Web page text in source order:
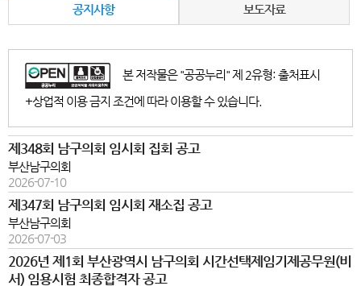
공지사항 보도자료
본 저작물은 "공공누리" 제 2유형: 출처표시
+상업적 이용 금지 조건에 따라 이용할 수 있습니다.
제348회 남구의회 임시회 집회 공고
부산남구의회
2026-07-10
제347회 남구의회 임시회 재소집 공고
부산남구의회
2026-07-03
2026년 제1회 부산광역시 남구의회 시간선택제임기제공무원(비
서) 임용시험 최종합격자 공고